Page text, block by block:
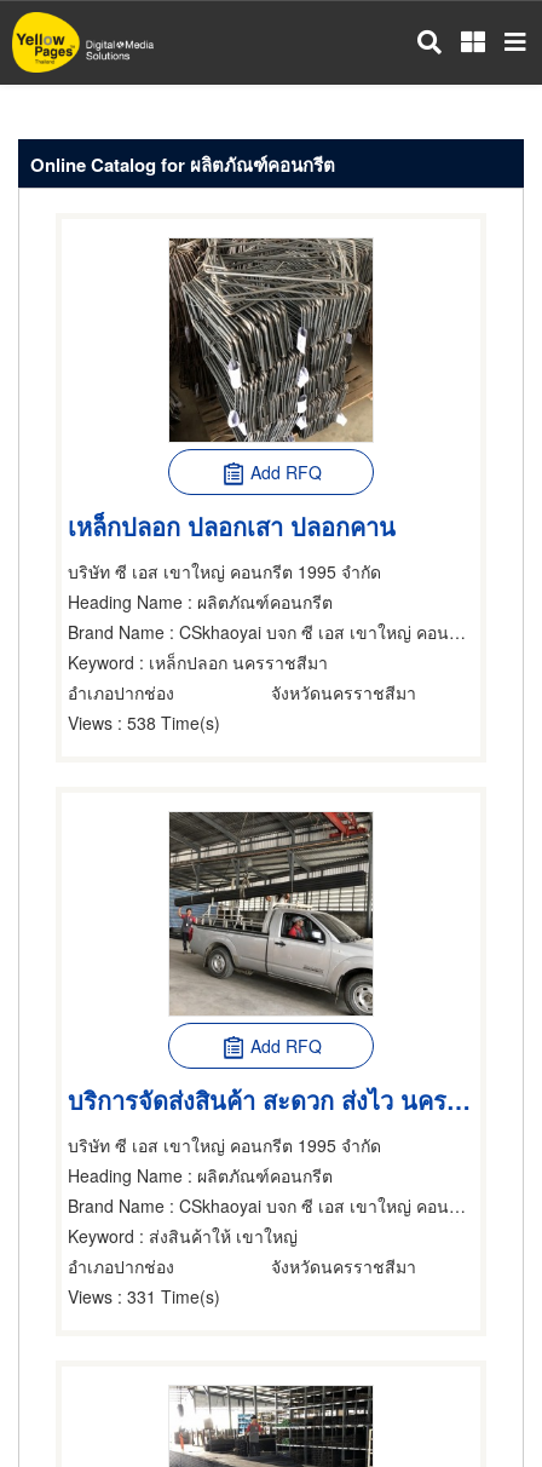
Skip
to
main
Online Catalog for ผลิตภัณฑ์คอนกรีต
Add RFQ
เหล็กปลอก ปลอกเสา ปลอกคาน
บริษัท ซี เอส เขาใหญ่ คอนกรีต 1995 จำกัด
Heading Name : ผลิตภัณฑ์คอนกรีต
Brand Name : CSkhaoyai บจก ซี เอส เขาใหญ่ คอนกรีต 1995
Keyword : เหล็กปลอก นครราชสีมา
อำเภอปากช่อง
จังหวัดนครราชสีมา
Views : 538 Time(s)
Add RFQ
บริการจัดส่งสินค้า สะดวก ส่งไว นครราชสีมา
บริษัท ซี เอส เขาใหญ่ คอนกรีต 1995 จำกัด
Heading Name : ผลิตภัณฑ์คอนกรีต
Brand Name : CSkhaoyai บจก ซี เอส เขาใหญ่ คอนกรีต 1995
Keyword : ส่งสินค้าให้ เขาใหญ่
อำเภอปากช่อง
จังหวัดนครราชสีมา
Views : 331 Time(s)